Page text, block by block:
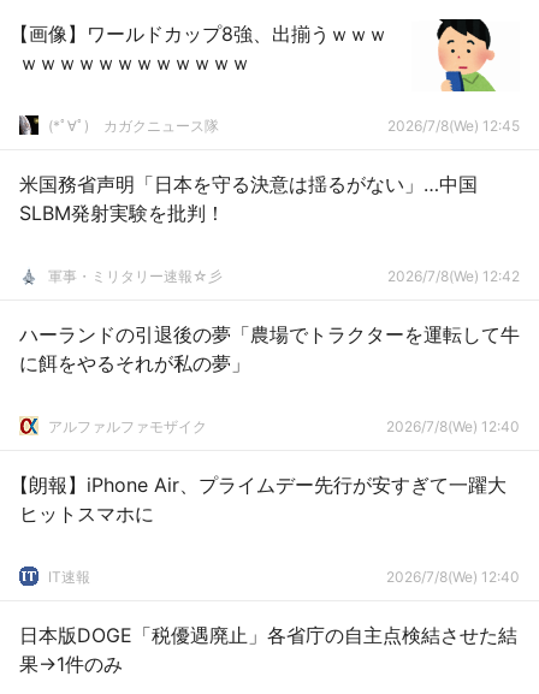
【画像】ワールドカップ8強、出揃うｗｗｗ
ｗｗｗｗｗｗｗｗｗｗｗｗ
(*ﾟ∀ﾟ)ゞカガクニュース隊 2026/7/8(We) 12:45
米国務省声明「日本を守る決意は揺るがない」…中国
SLBM発射実験を批判！
軍事・ミリタリー速報☆彡 2026/7/8(We) 12:42
ハーランドの引退後の夢「農場でトラクターを運転して牛
に餌をやるそれが私の夢」
アルファルファモザイク 2026/7/8(We) 12:40
【朗報】iPhone Air、プライムデー先行が安すぎて一躍大
ヒットスマホに
IT速報 2026/7/8(We) 12:40
日本版DOGE「税優遇廃止」各省庁の自主点検結させた結
果→1件のみ